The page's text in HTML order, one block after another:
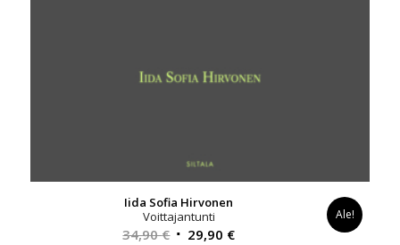
Iida Sofia Hirvonen
Voittajantunti
34,90€ Alkuperäinen
29,90 €Nykyinen
Ale!